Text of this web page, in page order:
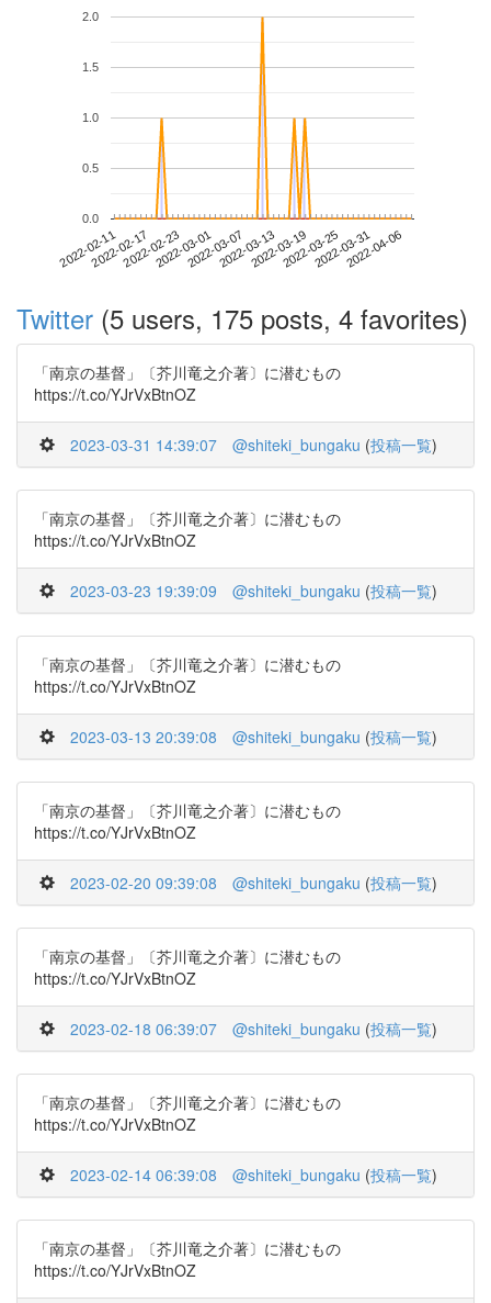
2022-02-112022-02-172022-02-232022-03-012022-03-072022-03-132022-03-192022-03-252022-03-312022-04-06
0.0
0.5
1.0
1.5
2.0
Twitter (5 users, 175 posts, 4 favorites)
「南京の基督」〔芥川竜之介著〕に潜むもの
https://t.co/YJrVxBtnOZ
2023-03-31 14:39:07 @shiteki_bungaku (投稿一覧)
「南京の基督」〔芥川竜之介著〕に潜むもの
https://t.co/YJrVxBtnOZ
2023-03-23 19:39:09 @shiteki_bungaku (投稿一覧)
「南京の基督」〔芥川竜之介著〕に潜むもの
https://t.co/YJrVxBtnOZ
2023-03-13 20:39:08 @shiteki_bungaku (投稿一覧)
「南京の基督」〔芥川竜之介著〕に潜むもの
https://t.co/YJrVxBtnOZ
2023-02-20 09:39:08 @shiteki_bungaku (投稿一覧)
「南京の基督」〔芥川竜之介著〕に潜むもの
https://t.co/YJrVxBtnOZ
2023-02-18 06:39:07 @shiteki_bungaku (投稿一覧)
「南京の基督」〔芥川竜之介著〕に潜むもの
https://t.co/YJrVxBtnOZ
2023-02-14 06:39:08 @shiteki_bungaku (投稿一覧)
「南京の基督」〔芥川竜之介著〕に潜むもの
https://t.co/YJrVxBtnOZ